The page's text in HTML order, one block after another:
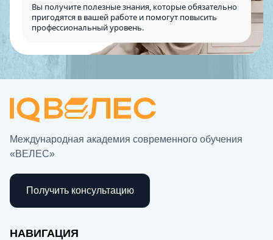
Вы получите полезные знания, которые обязательно
пригодятся в вашей работе и помогут повысить
профессиональный уровень.
Международная академия современного обучения
«ВЕЛЕС»
Получить консультацию
НАВИГАЦИЯ